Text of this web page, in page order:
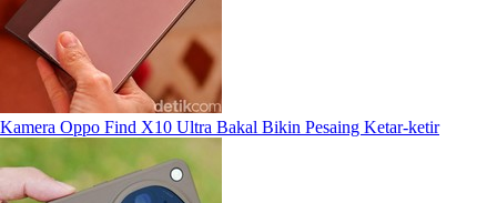
Kamera Oppo Find X10 Ultra Bakal Bikin Pesaing Ketar-ketir